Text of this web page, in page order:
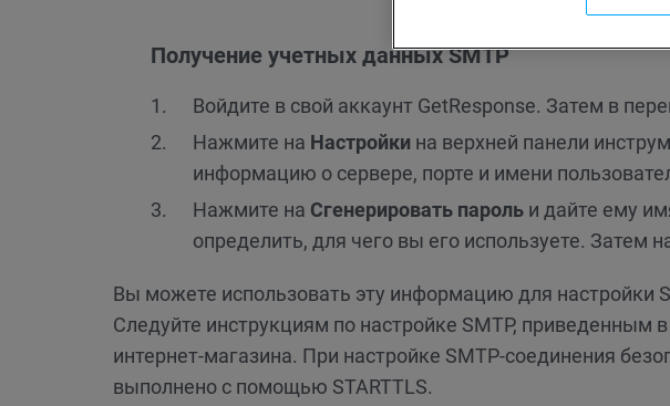
Получение учетных данных SMTP
Войдите в свой аккаунт GetResponse. Затем в
Нажмите на Настройки на верхней панели
информацию о сервере, порте и имени
Нажмите на Сгенерировать пароль и дайте ему
определить, для чего вы его используете. Затем
Вы можете использовать эту информацию для настройки
Следуйте инструкциям по настройке SMTP, приведенным
интернет-магазина. При настройке SMTP-соединения
выполнено с помощью STARTTLS.